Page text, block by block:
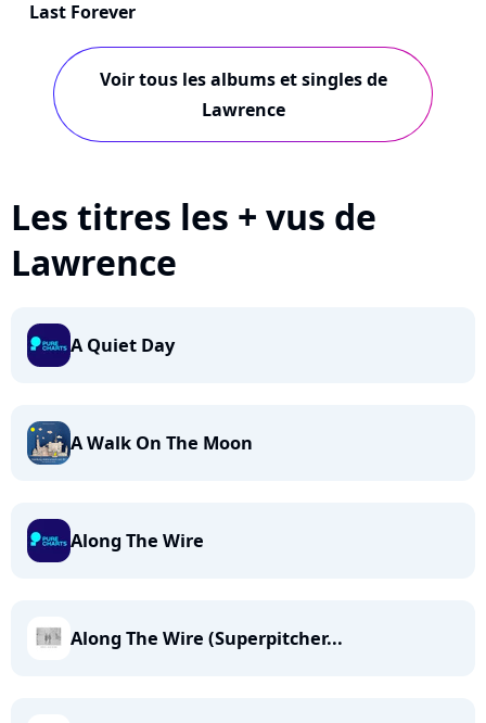
Last Forever
Voir tous les albums et singles de
Lawrence
Les titres les + vus de
Lawrence
A Quiet Day
A Walk On The Moon
Along The Wire
Along The Wire (Superpitcher...